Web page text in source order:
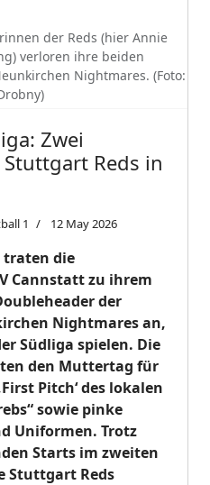
der Reds (hier Annie
verloren ihre beiden
Nightmares. (Foto:
Zwei
Reds in
1 12 May 2026
traten die
Cannstatt zu ihrem
der
Nightmares an,
Südliga spielen. Die
den Muttertag für
Pitch‘ des lokalen
sowie pinke
Uniformen. Trotz
Starts im zweiten
Stuttgart Reds